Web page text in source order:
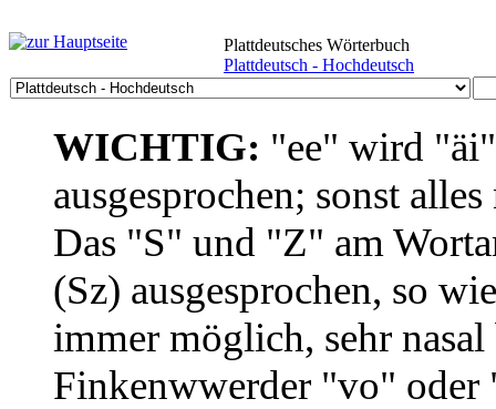
Plattdeutsches Wörterbuch
Plattdeutsch - Hochdeutsch
WICHTIG: "ee" wird
ausgesprochen; sonst
Das "S" und "Z" am
(Sz) ausgesprochen, so
immer möglich, sehr
Finkenwwerder "vo"